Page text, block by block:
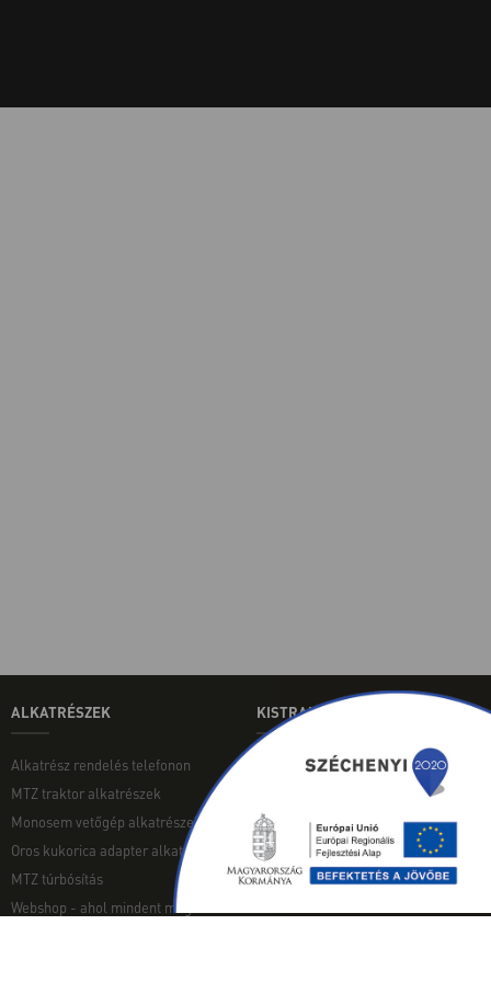
ALKATRÉSZEK
Alkatrész rendelés telefonon
MTZ traktor alkatrészek
Monosem vetőgép alkatrészek
Oros kukorica adapter alkatrészek
MTZ túrbósítás
Webshop - ahol mindent megtalálsz
KISTRAKTOROK
Aktuális használt japán
INGYENES TANULMÁNY
Kistraktor Alkatrész Webáruház